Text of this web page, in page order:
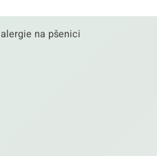
alergie na pšenici